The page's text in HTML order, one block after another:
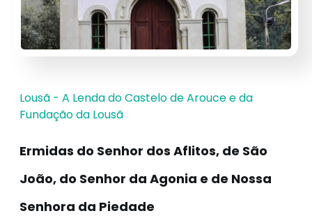
Lousã - A Lenda do Castelo de Arouce e da
Fundação da Lousã
Ermidas do Senhor dos Aflitos, de São
João, do Senhor da Agonia e de Nossa
Senhora da Piedade